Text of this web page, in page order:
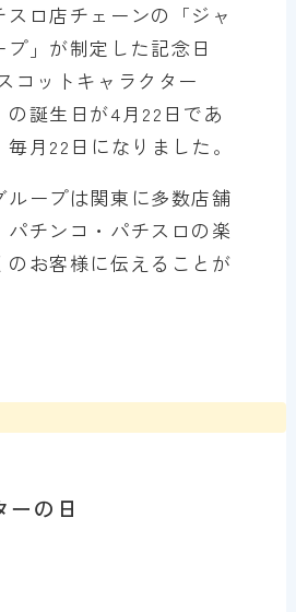
ロ店チェーンの「ジャ
プ」が制定した記念日
コットキャラクター
の誕生日が4月22日であ
月22日になりました。
ループは関東に多数店舗
パチンコ・パチスロの楽
のお客様に伝えることが
ーの日